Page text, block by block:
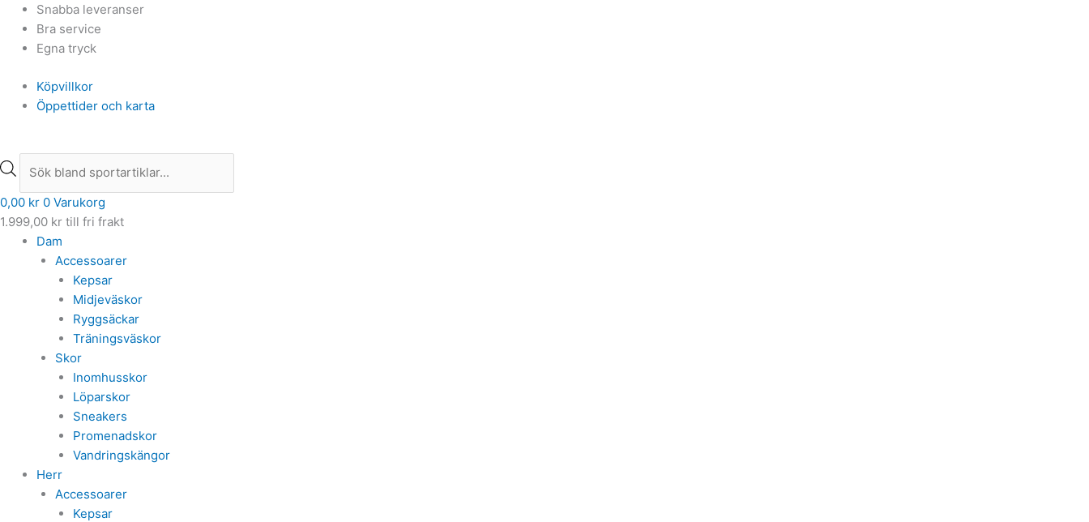
Hoppa
innehåll
Snabba leveranser
Bra service
Egna tryck
Köpvillkor
Öppettider och karta
Products
search
0,00 kr 0 Varukorg
1.999,00 kr till fri frakt
Dam
Accessoarer
Kepsar
Midjeväskor
Ryggsäckar
Träningsväskor
Skor
Inomhusskor
Löparskor
Sneakers
Promenadskor
Vandringskängor
Herr
Accessoarer
Kepsar
Products
search